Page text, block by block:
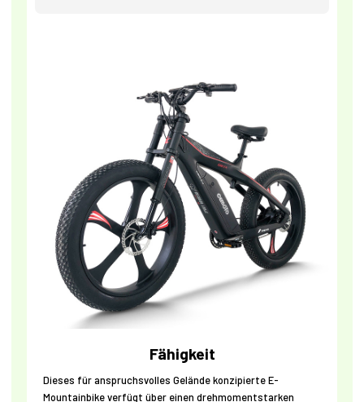
Fähigkeit
Dieses für anspruchsvolles Gelände konzipierte E-
Mountainbike verfügt über einen drehmomentstarken